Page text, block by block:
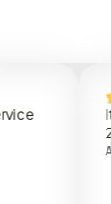
It was